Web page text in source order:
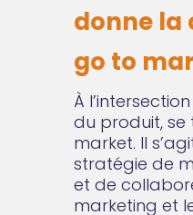
donne la
go to
À
du produit, se
market. Il
stratégie de
et de
marketing et